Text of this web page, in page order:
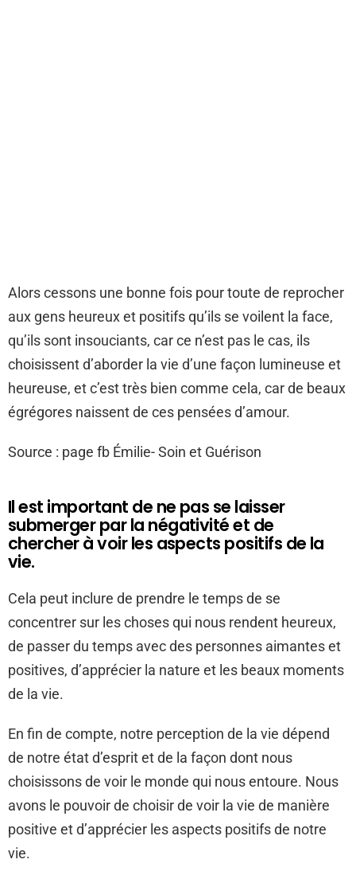
Alors cessons une bonne fois pour toute de reprocher
aux gens heureux et positifs qu’ils se voilent la face,
qu’ils sont insouciants, car ce n’est pas le cas, ils
choisissent d’aborder la vie d’une façon lumineuse et
heureuse, et c’est très bien comme cela, car de beaux
égrégores naissent de ces pensées d’amour.
Source : page fb Émilie- Soin et Guérison
Il est important de ne pas se laisser
submerger par la négativité et de
chercher à voir les aspects positifs de la
vie.
Cela peut inclure de prendre le temps de se
concentrer sur les choses qui nous rendent heureux,
de passer du temps avec des personnes aimantes et
positives, d’apprécier la nature et les beaux moments
de la vie.
En fin de compte, notre perception de la vie dépend
de notre état d’esprit et de la façon dont nous
choisissons de voir le monde qui nous entoure. Nous
avons le pouvoir de choisir de voir la vie de manière
positive et d’apprécier les aspects positifs de notre
vie.